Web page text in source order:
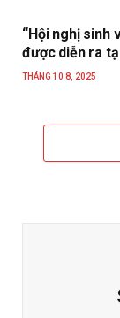
“Hội nghị sinh
được diễn ra
THÁNG 10 8, 2025